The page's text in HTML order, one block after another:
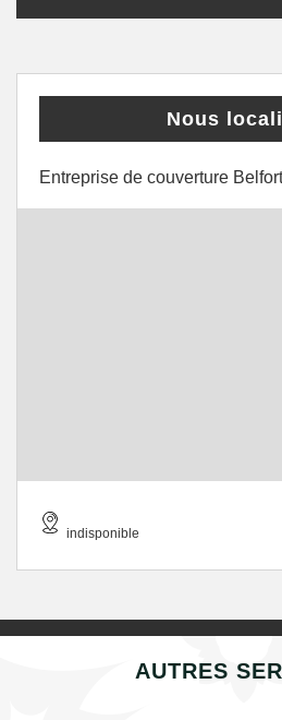
Nous
Entreprise de couverture Belfort
indisponible
AUTRES